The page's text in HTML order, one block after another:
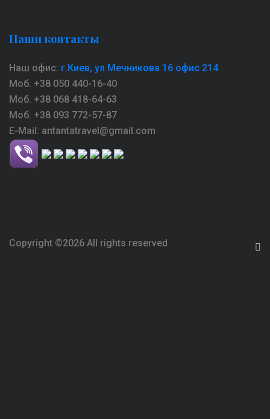
Наши контакты
Наш офис: г.Киев, ул.Мечникова 16 офис 214
Моб. +38 050 440-16-40
Моб. +38 068 418-64-63
Моб. +38 093 772-57-87
E-Mail: antantatravel@gmail.com
Copyright ©2026 All rights reserved